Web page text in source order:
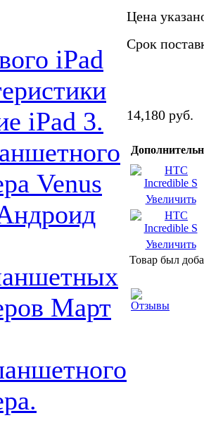
iPad
iPad 3.
Venus
Март
Цена
Срок
14,180 руб.
Увеличить
Увеличить
Товар был